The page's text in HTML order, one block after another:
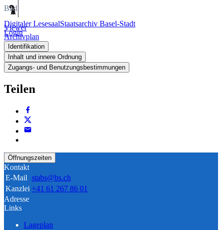
Digitaler LesesaalStaatsarchiv Basel-Stadt
Login
Bild
Viewer
Archivplan
Identifikation
Inhalt und innere Ordnung
Zugangs- und Benutzungsbestimmungen
Teilen
Öffnungszeiten
Kontakt
E-Mail stabs@bs.ch
Kanzlei +41 61 267 86 01
Adresse
Links
Lageplan